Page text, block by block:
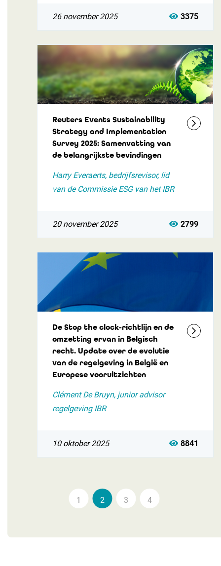
26 november 2025 3375
Reuters Events Sustainability
Strategy and Implementation
Survey 2025: Samenvatting van
de belangrijkste bevindingen
Harry Everaerts, bedrijfsrevisor, lid
van de Commissie ESG van het IBR
20 november 2025 2799
De Stop the clock-richtlijn en de
omzetting ervan in Belgisch
recht. Update over de evolutie
van de regelgeving in België en
Europese vooruitzichten
Clément De Bruyn, junior advisor
regelgeving IBR
10 oktober 2025 8841
1 2 3 4